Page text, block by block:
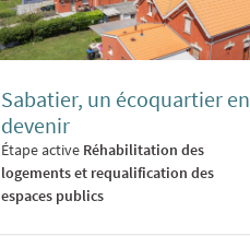
Sabatier, un écoquartier en
devenir
Étape active Réhabilitation des
logements et requalification des
espaces publics